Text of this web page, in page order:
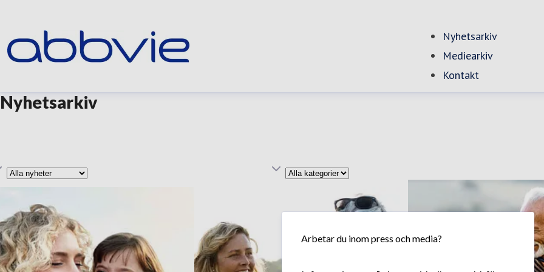
Arbetar du inom press och media?
Nyhetsarkiv(current)
Mediearkiv
Kontakt
Nyhetsarkiv
Kategori